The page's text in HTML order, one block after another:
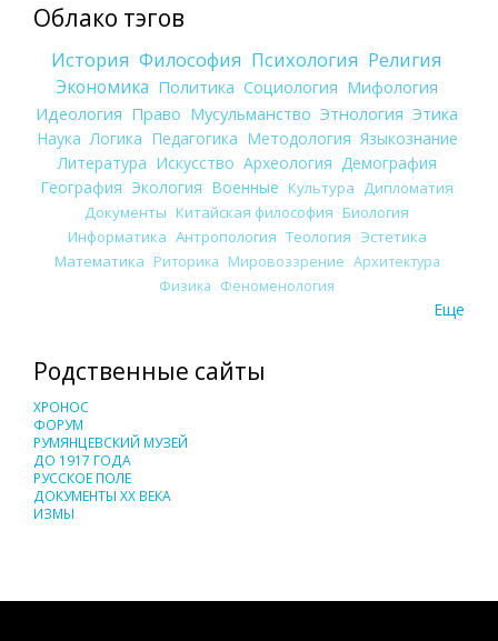
Облако тэгов
История Философия Психология Религия
Экономика Политика Социология Мифология
Идеология Право Мусульманство Этнология Этика
Наука Логика Педагогика Методология Языкознание
Литература Искусство Археология Демография
География Экология Военные Культура
Дипломатия
Документы Китайская философия Биология
Информатика Антропология Теология Эстетика
Математика Риторика Мировоззрение Архитектура
Физика Феноменология
Еще
Родственные сайты
ХРОНОС
ФОРУМ
РУМЯНЦЕВСКИЙ МУЗЕЙ
ДО 1917 ГОДА
РУССКОЕ ПОЛЕ
ДОКУМЕНТЫ XX ВЕКА
ИЗМЫ